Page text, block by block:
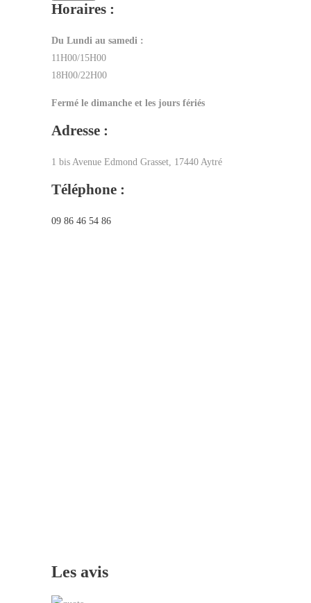
Horaires :
Du Lundi au samedi :
11H00/15H00
18H00/22H00
Fermé le dimanche et les jours fériés
Adresse :
1 bis Avenue Edmond Grasset, 17440 Aytré
Téléphone :
09 86 46 54 86
Les avis